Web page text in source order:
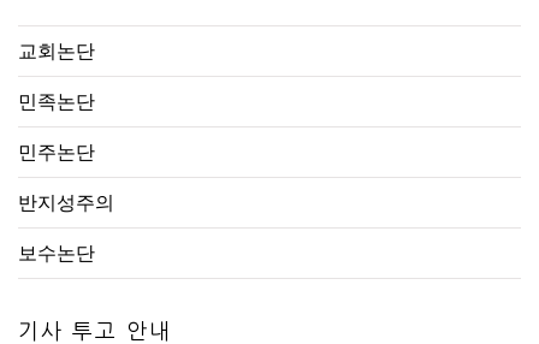
교회논단
민족논단
민주논단
반지성주의
보수논단
기사 투고 안내